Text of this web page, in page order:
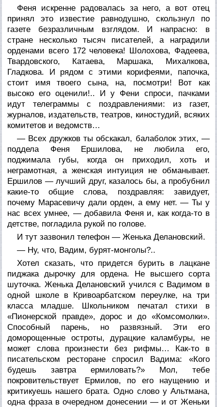
Феня искренне радовалась за него, а вот отец
принял это известие равнодушно, скользнул по
газете безразличным взглядом. И напрасно: в
стране несколько тысяч писателей, а наградили
орденами всего 172 человека! Шолохова, Фадеева,
Твардовского, Катаева, Маршака, Михалкова,
Гладкова. И рядом с этими корифеями, папочка,
стоит имя твоего сына, на, посмотри! Вот как
высоко его оценили!.. И у Фени спроси, пачками
идут телеграммы с поздравлениями: из газет,
журналов, издательств, театров, киностудий, всяких
комитетов и ведомств…
— Всех дружков ты обскакал, балаболок этих, —
поддела Феня Ершилова, не любила его,
поджимала губы, когда он приходил, хоть и
неграмотная, а женская интуиция не обманывает.
Ершилов — лучший друг, казалось бы, а пробубнил
какие-то общие слова, поздравляя: завидует,
почему Марасевичу дали орден, а ему нет. — Ты у
нас всех умнее, — добавила Феня и, как когда-то в
детстве, погладила рукой по голове.
И тут зазвонил телефон — Женька Делановский.
— Ну, что, Вадим, бурят-монголы?..
Хотел сказать, что придется буритьв лацкане
пиджака дырочку для ордена. Не высшего сорта
шуточка. Женька Делановский учился с Вадимом в
одной школе в Кривоарбатском переулке, на три
класса младше. Школьником печатал стихи в
«Пионерской правде», дорос и до «Комсомолки».
Способный парень, но развязный. Эти его
доморощенные остроты, дурацкие каламбуры, не
может слова произнести без рифмы… Как-то в
писательском ресторане спросил Вадима: «Кого
будешь завтра ермиловать?» Мол, тебе
покровительствует Ермилов, по его наущению и
критикуешь нашего брата. Одно слово у Альтмана,
одна фраза в очередном донесении — и от Женьки